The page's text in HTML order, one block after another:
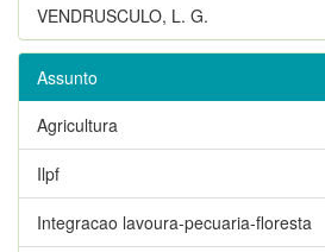
VENDRUSCULO, L. G.
Assunto
Agricultura
Ilpf
Integracao lavoura-pecuaria-floresta